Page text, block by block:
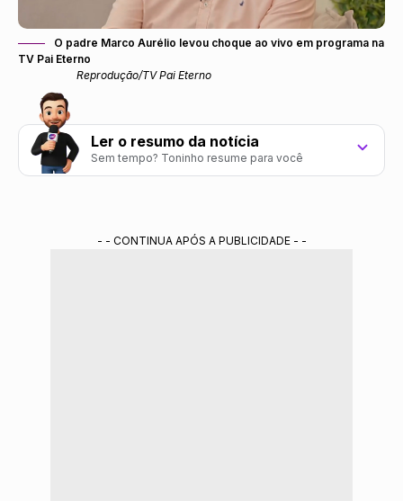
O padre Marco Aurélio levou choque ao vivo em programa na
TV Pai Eterno
Reprodução/TV Pai Eterno
Ler o resumo da notícia
Sem tempo? Toninho resume para você
programa ao vivo.
- - CONTINUA APÓS A PUBLICIDADE - -